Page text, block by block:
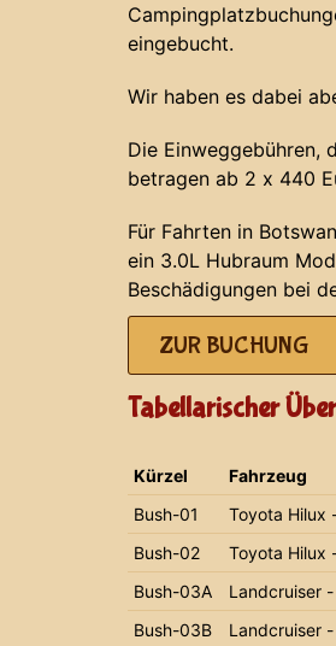
eingebucht.
Wir haben es dabei
Die Einweggebühren,
betragen ab 2 x 440
Für Fahrten in
ein 3.0L Hubraum
Beschädigungen bei
ZUR BUCHUNG
Tabellarischer
Kürzel Fahrzeug
Bush-01
Toyota Hilux
Bush-02
Toyota Hilux
Bush-03A
Landcruiser
Bush-03B
Landcruiser